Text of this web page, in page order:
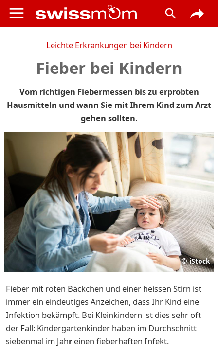
Leichte Erkrankungen bei Kindern
Fieber bei Kindern
Vom richtigen Fiebermessen bis zu erprobten
Hausmitteln und wann Sie mit Ihrem Kind zum Arzt
gehen sollten.
© iStock
Fieber mit roten Bäckchen und einer heissen Stirn ist
immer ein eindeutiges Anzeichen, dass Ihr Kind eine
Infektion bekämpft. Bei Kleinkindern ist dies sehr oft
der Fall: Kindergartenkinder haben im Durchschnitt
siebenmal im Jahr einen fieberhaften Infekt.